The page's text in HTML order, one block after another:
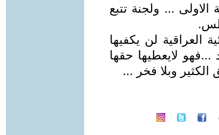
الاولى ... ولجنة تتبع
العراقية لن يكفيها
لايعطيها حقها
وبلا فخر ...